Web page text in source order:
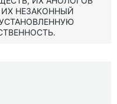
НЕЗАКОННЫЙ